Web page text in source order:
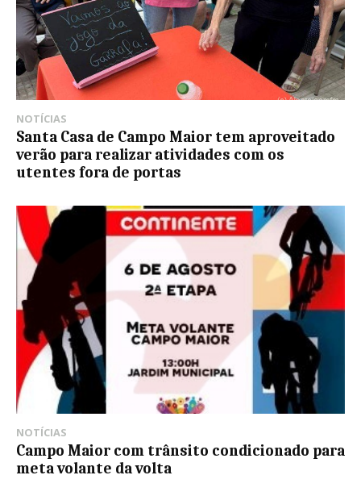
NOTÍCIAS
Santa Casa de Campo Maior tem aproveitado
verão para realizar atividades com os
utentes fora de portas
NOTÍCIAS
Campo Maior com trânsito condicionado para
meta volante da volta